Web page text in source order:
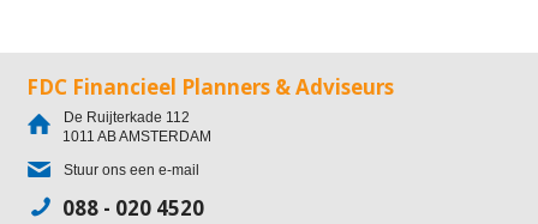
FDC Financieel Planners & Adviseurs
De Ruijterkade 112
1011 ABAMSTERDAM
Stuur ons een e-mail
088 - 020 4520